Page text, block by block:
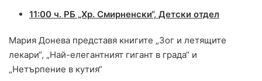
11:00 ч. РБ „Хр. Смирненски“, Детски отдел
Мария Донева представя книгите „Зог и летящите
лекари“, „Най-елегантният гигант в града“ и
„Нетърпение в кутия“